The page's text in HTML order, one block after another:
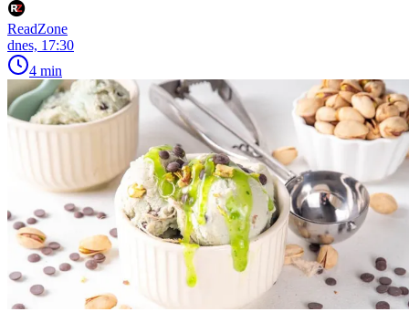
ReadZone
dnes, 17:30
4 min